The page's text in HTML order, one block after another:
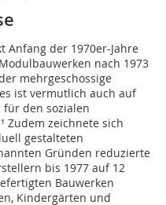
Anfang der 1970er-Jahre
nach 1973
mehrgeschossige
ist vermutlich auch auf
den sozialen
Zudem zeichnete sich
gestalteten
Gründen reduzierte
bis 1977 auf 12
Bauwerken
Kindergärten und